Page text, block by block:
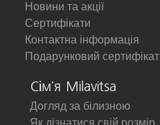
Новини та акції
Сертифікати
Контактна інформація
Подарунковий сертифікат
Сім'я Milavitsa
Догляд за білизною
Як дізнатися свій розмір